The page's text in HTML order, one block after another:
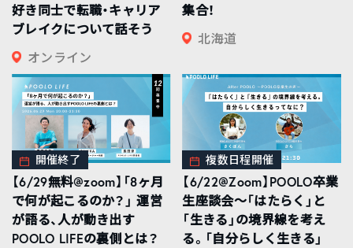
好き同士で転職・キャリア
ブレイクについて話そう
オンライン
集合！
北海道
開催終了
【6/29無料@zoom】「8ヶ月
で何が起こるのか？」 運営
が語る、人が動き出す
POOLO LIFEの裏側とは？
複数日程開催
【6/22@Zoom】POOLO卒業
生座談会〜「はたらく」と
「生きる」の境界線を考え
る。「自分らしく生きる」